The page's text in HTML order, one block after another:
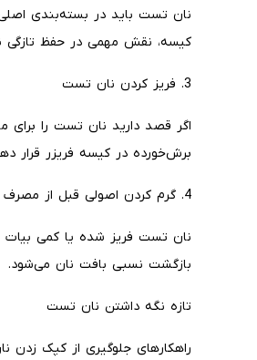
نان تست باید در بسته‌بندی
کیسه، نقش مهمی در حفظ تازگی
3. فریز کردن نان تست
اگر قصد دارید نان تست را برای
برش‌خورده در کیسه فریزر قرار
4. گرم کردن اصولی قبل از مصرف
نان تست فریز شده یا کمی بیات
بازگشت نسبی بافت نان می‌شود.
تازه نگه داشتن نان تست
راهکارهای جلوگیری از کپک زدن